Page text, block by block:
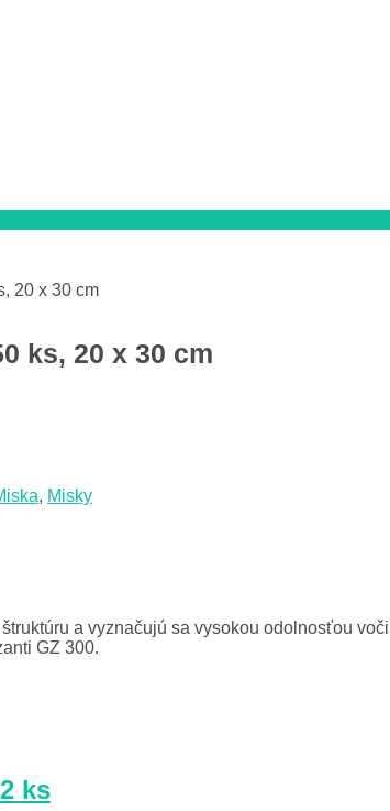
20 x 30 cm
ks, 20 x 30 cm
, Misky
a vyznačujú sa vysokou odolnosťou
GZ 300.
ks